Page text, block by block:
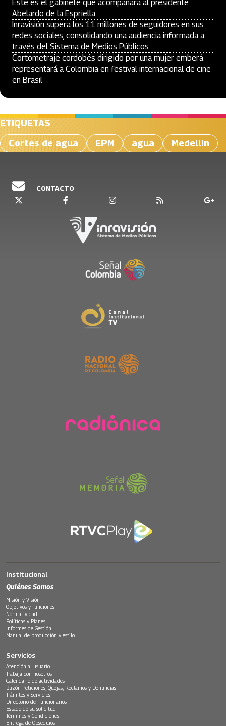
Este es el gabinete que acompañará al presidente
Abelardo de la Espriella
Inravisión supera los 11 millones de seguidores en sus
redes sociales, consolidando una audiencia informada a
través del Sistema de Medios Públicos
Cortometraje cordobés dirigido por una mujer emberá
representará a Colombia en festival internacional de cine
en Brasil
ETIQUETAS
Cortes de agua
EPM agua Medellin
CONTACTO
Institucional
Quiénes Somos
Misión y Visión
Objetivos y funciones
Normatividad
Políticas y Planes
Informes de Gestión
Manual de producción y estilo
Servicios
Atención al usuario
Trabaja con nosotros
Calendario de actividades
Buzón Peticiones, Quejas, Reclamos y Denuncias
Trámites y Servicios
Directorio de Funcionarios
Estado de su solicitud
Términos y Condiciones
Entrega de Obsequios